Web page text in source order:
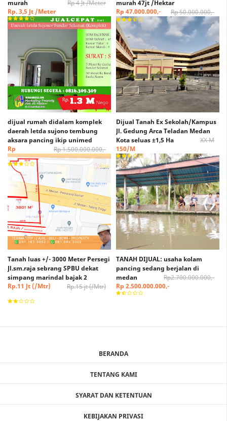
murah
Rp 4 Jt /Meter
Rp. 3,5 Jt /Meter
murah 47jt /Hektar
Rp 50.000.000,-
Rp 47.000.000,-
dijual rumah didalam komplek
daerah letda sujono tembung
aksara pancing ikip unimed
Rp 1.500.000.000,-
Rp
1.300.000.000,-
Dijual Tanah Ex Sekolah/Kampus
Jl. Gedung Arca Teladan Medan
Kota seluas ±1,5 Ha
XX M
150/M
Tanah luas +/- 3000 Meter Persegi
Jl.sm.raja sebrang SPBU dekat
simpang marindal bajak 2
Rp.15 jt (/Mtr)
Rp.11 Jt (/Mtr)
TANAH DIJUAL: usaha kolam
pancing sedang berjalan di
medan
Rp2.700.000.000,-
Rp 2.500.000.000,-
BERANDA
TENTANG KAMI
SYARAT DAN KETENTUAN
KEBIJAKAN PRIVASI